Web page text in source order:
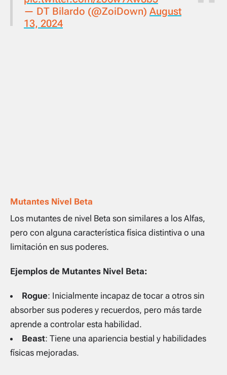
— DT Bilardo (@ZoiDown) August
13, 2024
Mutantes Nivel Beta
Los mutantes de nivel Beta son similares a los Alfas,
pero con alguna característica física distintiva o una
limitación en sus poderes.
Ejemplos de Mutantes Nivel Beta:
Rogue: Inicialmente incapaz de tocar a otros sin
absorber sus poderes y recuerdos, pero más tarde
aprende a controlar esta habilidad.
Beast: Tiene una apariencia bestial y habilidades
físicas mejoradas.